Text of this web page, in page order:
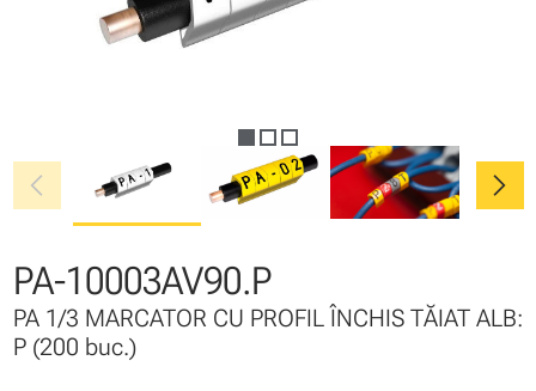
chevron_left chevron_right
PA-10003AV90.P
PA 1/3 MARCATOR CU PROFIL ÎNCHIS TĂIAT ALB:
P (200 buc.)